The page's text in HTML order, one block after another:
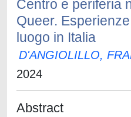
Centro e periferia
Queer.
luogo in Italia
D'ANGIOLILLO,
2024
Abstract